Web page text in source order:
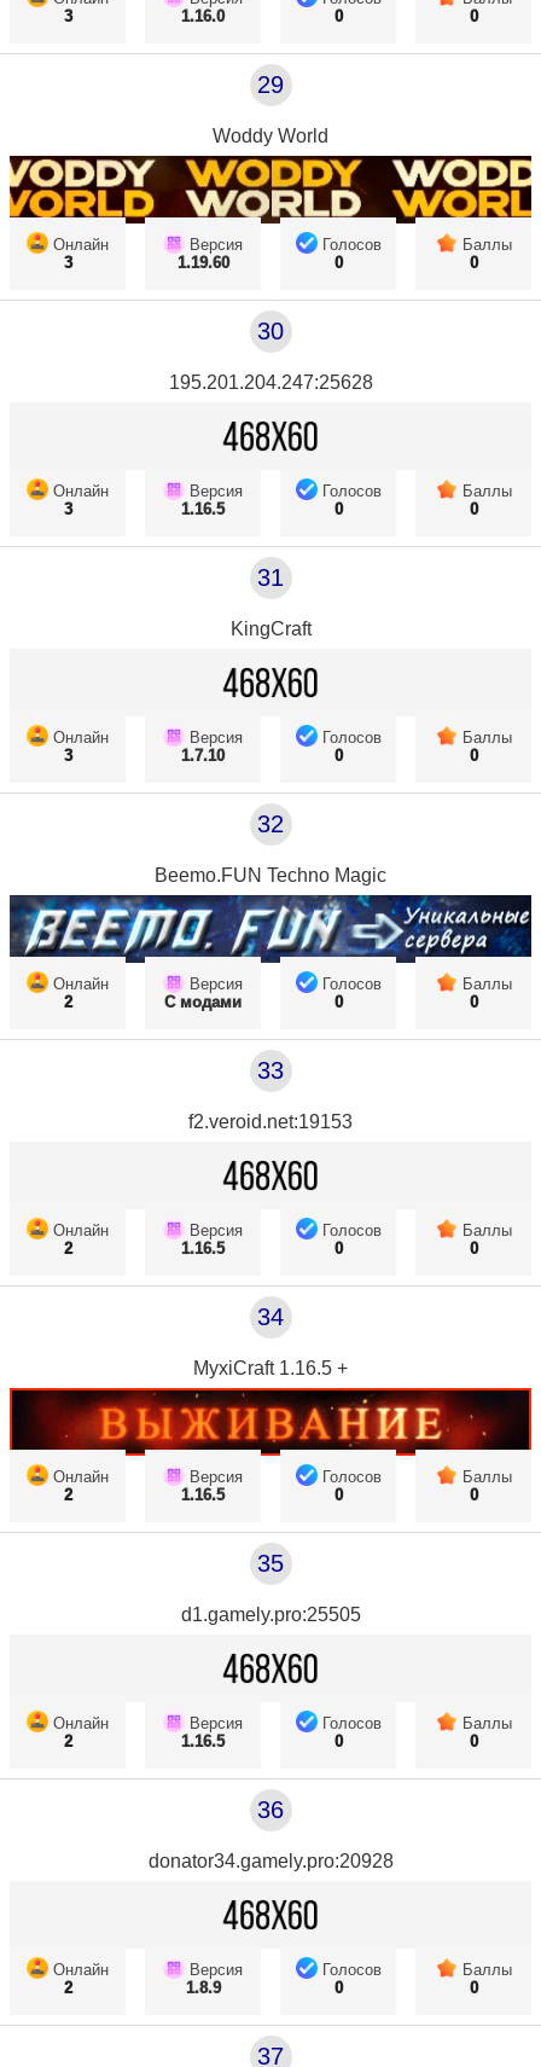
3
1.16.0
0
0
29
Woddy World
Онлайн
3
Версия
1.19.60
Голосов
0
Баллы
0
30
195.201.204.247:25628
Онлайн
3
Версия
1.16.5
Голосов
0
Баллы
0
31
KingCraft
Онлайн
3
Версия
1.7.10
Голосов
0
Баллы
0
32
Beemo.FUN Techno Magic
Онлайн
2
Версия
С модами
Голосов
0
Баллы
0
33
f2.veroid.net:19153
Онлайн
2
Версия
1.16.5
Голосов
0
Баллы
0
34
MyxiCraft 1.16.5 +
Онлайн
2
Версия
1.16.5
Голосов
0
Баллы
0
35
d1.gamely.pro:25505
Онлайн
2
Версия
1.16.5
Голосов
0
Баллы
0
36
donator34.gamely.pro:20928
Онлайн
2
Версия
1.8.9
Голосов
0
Баллы
0
37